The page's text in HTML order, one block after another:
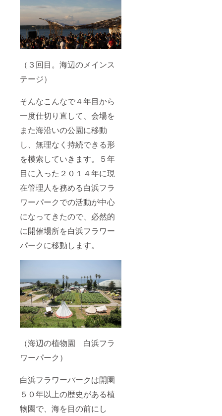
（３回目。海辺のメインス
テージ）
そんなこんなで４年目から
一度仕切り直して、会場を
また海沿いの公園に移動
し、無理なく持続できる形
を模索していきます。５年
目に入った２０１４年に現
在管理人を務める白浜フラ
ワーパークでの活動が中心
になってきたので、必然的
に開催場所を白浜フラワー
パークに移動します。
（海辺の植物園 白浜フラ
ワーパーク）
白浜フラワーパークは開園
５０年以上の歴史がある植
物園で、海を目の前にし